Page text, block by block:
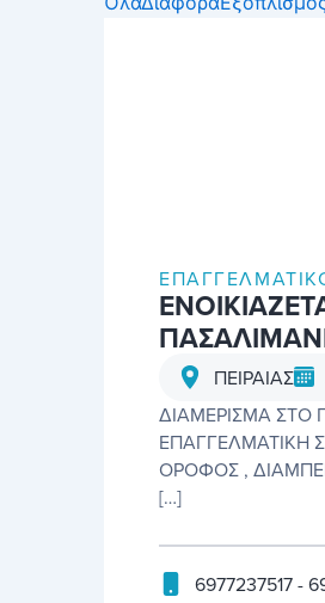
ΠΕΙΡΑΙΑΣ
ΔΙΑΜΕΡΙΣΜΑ ΣΤΟ
ΕΠΑΓΓΕΛΜΑΤΙΚΗ
ΟΡΟΦΟΣ ,
[…]
6977237517 -